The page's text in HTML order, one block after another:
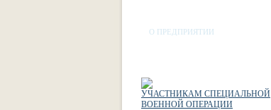
О ПРЕДПРИЯТИИ
УЧАСТНИКАМ СПЕЦИАЛЬНОЙ
ВОЕННОЙ ОПЕРАЦИИ